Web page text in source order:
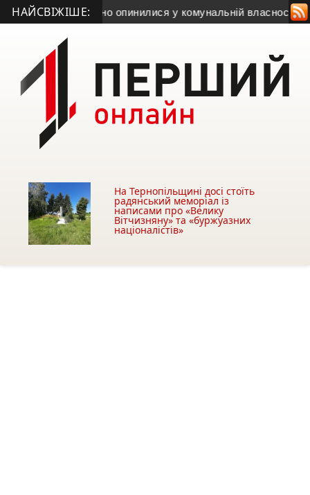
НАЙСВІЖІШЕ:
земель незаконно опинилися у комунальній власності
На Тернопільщині досі стоїть
радянський меморіал із
написами про «Велику
Вітчизняну» та «буржуазних
націоналістів»